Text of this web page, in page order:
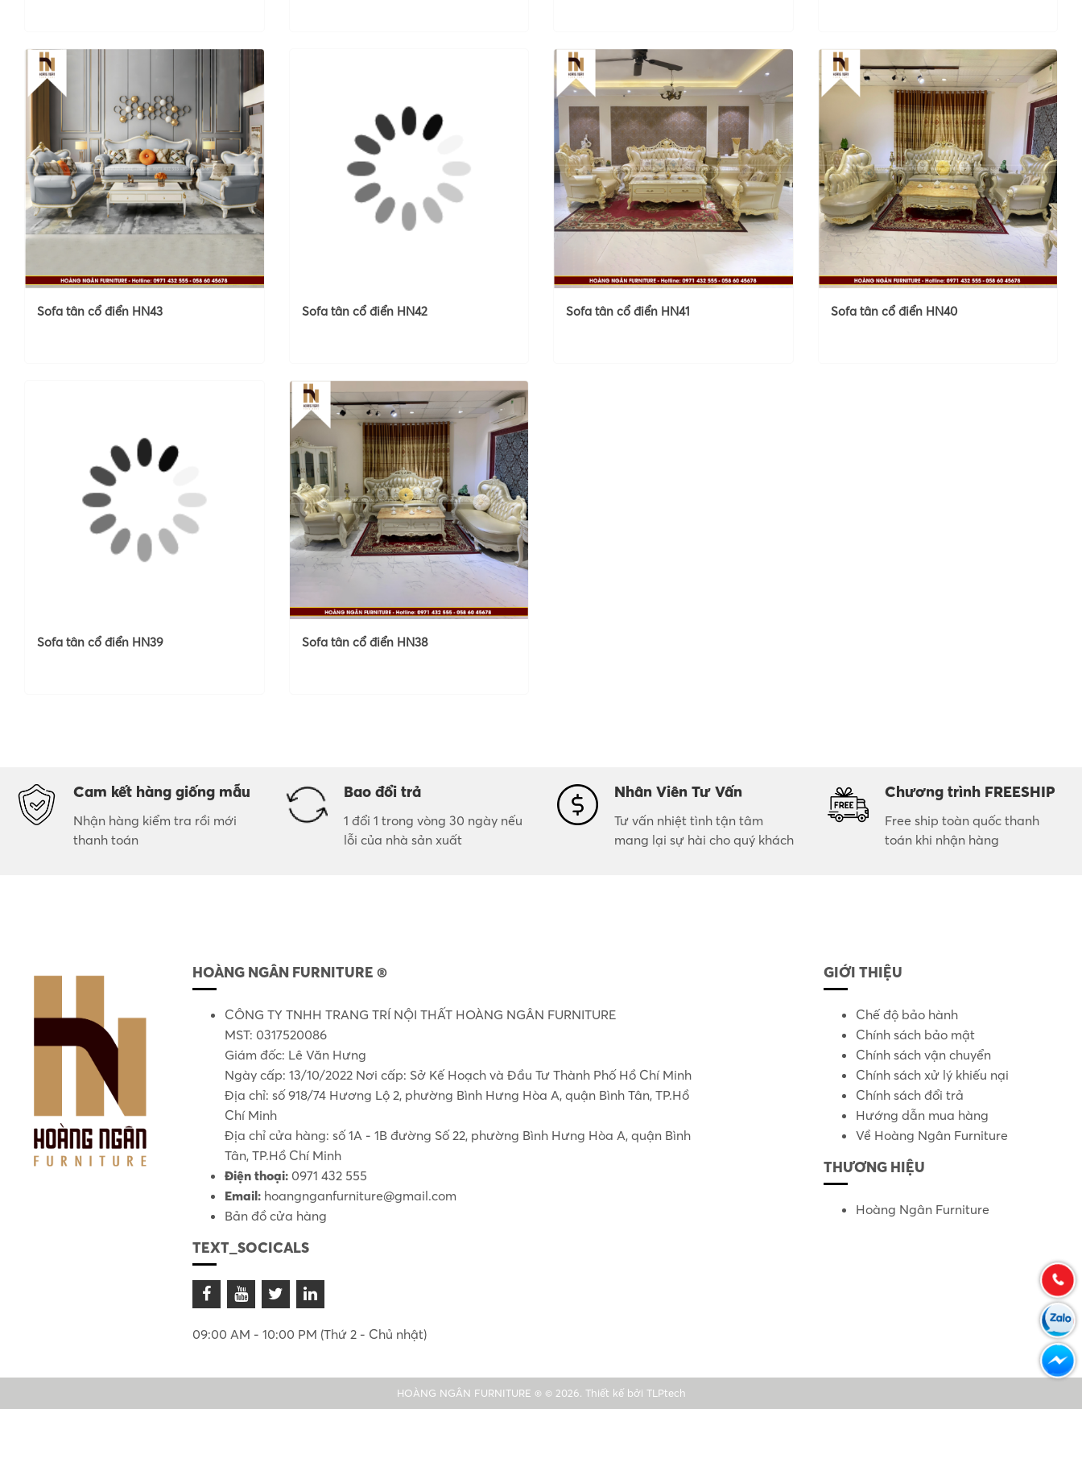
Sofa tân cổ điển HN43 Sofa tân cổ điển HN42 Sofa tân cổ điển HN41 Sofa tân cổ điển HN40
Sofa tân cổ điển HN39 Sofa tân cổ điển HN38
Cam kết hàng giống mẫu
Nhận hàng kiểm tra rồi mới
thanh toán
Bao đổi trả
1 đổi 1 trong vòng 30 ngày nếu
lỗi của nhà sản xuất
Nhân Viên Tư Vấn
Tư vấn nhiệt tình tận tâm
mang lại sự hài cho quý khách
Chương trình FREESHIP
Free ship toàn quốc thanh
toán khi nhận hàng
HOÀNG NGÂN FURNITURE ®
CÔNG TY TNHH TRANG TRÍ NỘI THẤT HOÀNG NGÂN FURNITURE
MST: 0317520086
Giám đốc: Lê Văn Hưng
Ngày cấp: 13/10/2022 Nơi cấp: Sở Kế Hoạch và Đầu Tư Thành Phố Hồ Chí Minh
Địa chỉ: số 918/74 Hương Lộ 2, phường Bình Hưng Hòa A, quận Bình Tân, TP.Hồ
Chí Minh
Địa chỉ cửa hàng: số 1A - 1B đường Số 22, phường Bình Hưng Hòa A, quận Bình
Tân, TP.Hồ Chí Minh
Điện thoại: 0971 432 555
Email: hoangnganfurniture@gmail.com
Bản đồ cửa hàng
TEXT_SOCICALS
09:00 AM - 10:00 PM (Thứ 2 - Chủ nhật)
GIỚI THIỆU
Chế độ bảo hành
Chính sách bảo mật
Chính sách vận chuyển
Chính sách xử lý khiếu nại
Chính sách đổi trả
Hướng dẫn mua hàng
Về Hoàng Ngân Furniture
THƯƠNG HIỆU
Hoàng Ngân Furniture
HOÀNG NGÂN FURNITURE ® © 2026. Thiết kế bởi TLPtech